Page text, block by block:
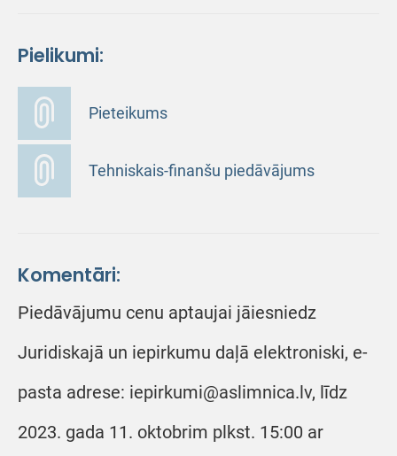
Pielikumi:
Pieteikums
Tehniskais-finanšu piedāvājums
Komentāri:
Piedāvājumu cenu aptaujai jāiesniedz
Juridiskajā un iepirkumu daļā elektroniski, e-
pasta adrese: iepirkumi@aslimnica.lv, līdz
2023. gada 11. oktobrim plkst. 15:00 ar